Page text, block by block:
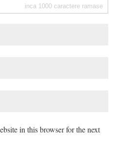
inca 1000 caractere ramase
in this browser for the next